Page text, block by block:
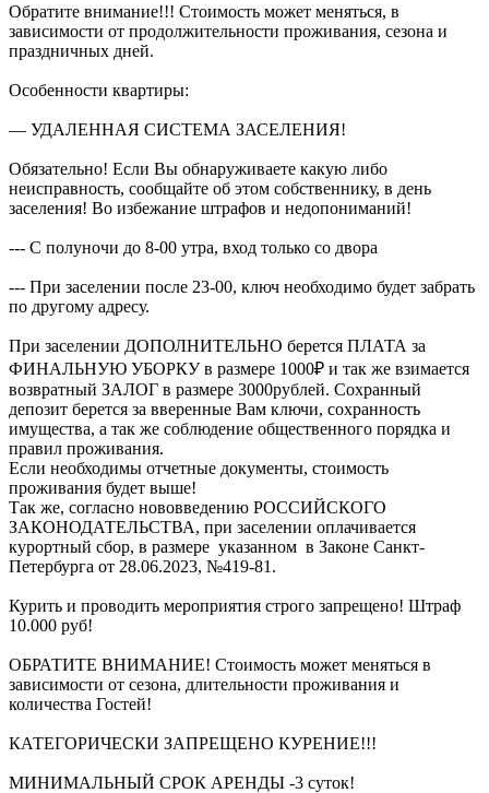
Обратите внимание!!! Стоимость может меняться, в
зависимости от продолжительности проживания, сезона и
праздничных дней.
Особенности квартиры:
— УДАЛЕННАЯ СИСТЕМА ЗАСЕЛЕНИЯ!
Обязательно! Если Вы обнаруживаете какую либо
неисправность, сообщайте об этом собственнику, в день
заселения! Во избежание штрафов и недопониманий!
--- С полуночи до 8-00 утра, вход только со двора
--- При заселении после 23-00, ключ необходимо будет забрать
по другому адресу.
При заселении ДОПОЛНИТЕЛЬНО берется ПЛАТА за
ФИНАЛЬНУЮ УБОРКУ в размере 1000₽ и так же взимается
возвратный ЗАЛОГ в размере 3000рублей. Сохранный
депозит берется за вверенные Вам ключи, сохранность
имущества, а так же соблюдение общественного порядка и
правил проживания.
Если необходимы отчетные документы, стоимость
проживания будет выше!
Так же, согласно нововведению РОССИЙСКОГО
ЗАКОНОДАТЕЛЬСТВА, при заселении оплачивается
курортный сбор, в размере указанном в Законе Санкт-
Петербурга от 28.06.2023, №419-81.
Курить и проводить мероприятия строго запрещено! Штраф
10.000 руб!
ОБРАТИТЕ ВНИМАНИЕ! Стоимость может меняться в
зависимости от сезона, длительности проживания и
количества Гостей!
КАТЕГОРИЧЕСКИ ЗАПРЕЩЕНО КУРЕНИЕ!!!
МИНИМАЛЬНЫЙ СРОК АРЕНДЫ -3 суток!